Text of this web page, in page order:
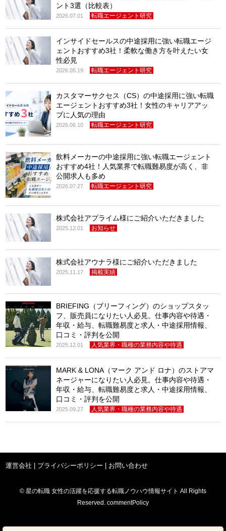
ント3選（比較表）
2026.07.01 転職エージェント研究
インサイドセールスの中途採用に強い転職エージ
ェントおすすめ3社！柔軟な働き方を叶えたい女
性必見
2026.05.19 転職エージェント研究
カスタマーサクセス（CS）の中途採用に強い転職
エージェントおすすめ3社！女性のキャリアアッ
プに人気の理由
2026.06.10 転職エージェント研究
飲料メーカーの中途採用に強い転職エージェント
おすすめ4社！人気業界で転職難易度が高く、非
公開求人も多め
2026.07.27 転職エージェント研究
株式会社アプライム様にご紹介いただきました
2025.12.01 お知らせ
株式会社アウナラ様にご紹介いただきました
2025.11.17 掲載実績
BRIEFING（ブリーフィング）のショップスタッ
フ、販売員になりたい人必見。仕事内容や待遇・
年収・給与、転職難易度と求人・中途採用情報、
口コミ・評判を公開
2025.12.01 人気業界・職種の業務内容や待遇
MARK & LONA（マーク アンド ロナ）のストアマ
ネージャーになりたい人必見。仕事内容や待遇・
年収・給与、転職難易度と求人・中途採用情報、
口コミ・評判を公開
2025.09.27 人気業界・職種の業務内容や待遇
運営会社 プライバシーポリシー お問い合わせ
© 星の転職 女性の活躍を応援する転職ノウハウ情報サイト All Rights
Reserved. commentPolicy